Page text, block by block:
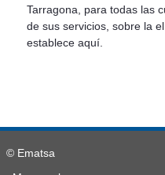
Tarragona, para todas las
de sus servicios, sobre la
establece aquí.
© Ematsa